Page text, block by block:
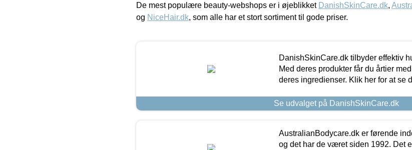
De mest populære beauty-webshops er i øjeblikket DanishSkinCare.dk,
og NiceHair.dk, som alle har et stort sortiment til gode priser.
DanishSkinCare.dk tilbyder effektiv
Med deres produkter får du årtier
deres ingredienser. Klik her for at se
Se udvalget på DanishSkinCare.dk
AustralianBodycare.dk er førende
og det har de været siden 1992. Det